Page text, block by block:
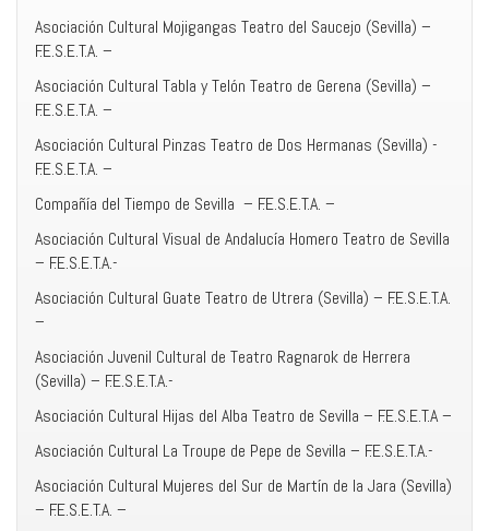
Asociación Cultural Mojigangas Teatro del Saucejo (Sevilla) –
F.E.S.E.T.A. –
Asociación Cultural Tabla y Telón Teatro de Gerena (Sevilla) –
F.E.S.E.T.A. –
Asociación Cultural Pinzas Teatro de Dos Hermanas (Sevilla) -
F.E.S.E.T.A. –
Compañía del Tiempo de Sevilla – F.E.S.E.T.A. –
Asociación Cultural Visual de Andalucía Homero Teatro de Sevilla
– F.E.S.E.T.A.-
Asociación Cultural Guate Teatro de Utrera (Sevilla) – F.E.S.E.T.A.
–
Asociación Juvenil Cultural de Teatro Ragnarok de Herrera
(Sevilla) – F.E.S.E.T.A.-
Asociación Cultural Hijas del Alba Teatro de Sevilla – F.E.S.E.T.A –
Asociación Cultural La Troupe de Pepe de Sevilla – F.E.S.E.T.A.-
Asociación Cultural Mujeres del Sur de Martín de la Jara (Sevilla)
– F.E.S.E.T.A. –